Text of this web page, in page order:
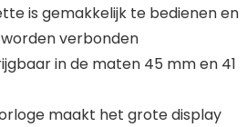
is gemakkelijk te bedienen en
verbonden
in de maten 45 mm en 41
maakt het grote display